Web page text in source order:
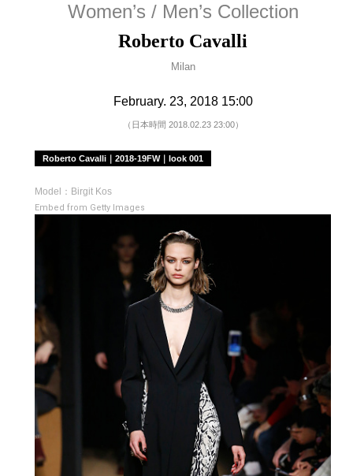
Women’s / Men’s Collection
Roberto Cavalli
Milan
February. 23, 2018 15:00
（日本時間 2018.02.23 23:00）
Roberto Cavalli｜2018-19FW｜look 001
Model：Birgit Kos
Embed from Getty Images